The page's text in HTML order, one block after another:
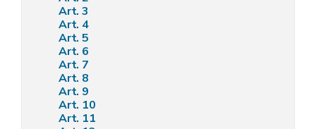
Art. 3
Art. 4
Art. 5
Art. 6
Art. 7
Art. 8
Art. 9
Art. 10
Art. 11